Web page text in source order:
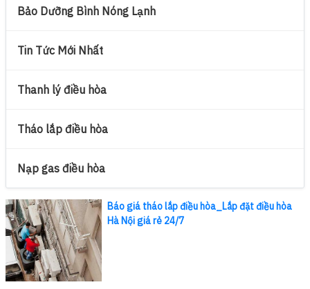
Bảo Dưỡng Bình Nóng Lạnh
Tin Tức Mới Nhất
Thanh lý điều hòa
Tháo lắp điều hòa
Nạp gas điều hòa
Báo giá tháo lắp điều hòa_Lắp đặt điều hòa
Hà Nội giá rẻ 24/7